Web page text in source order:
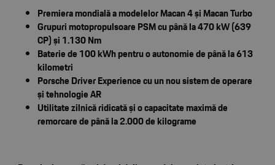
Premiera mondială a modelelor Macan 4 și Macan Turbo
Grupuri motopropulsoare PSM cu până la 470 kW (639
CP) și 1.130 Nm
Baterie de 100 kWh pentru o autonomie de până la 613
kilometri
Porsche Driver Experience cu un nou sistem de operare
și tehnologie AR
Utilitate zilnică ridicată și o capacitate maximă de
remorcare de până la 2.000 de kilograme